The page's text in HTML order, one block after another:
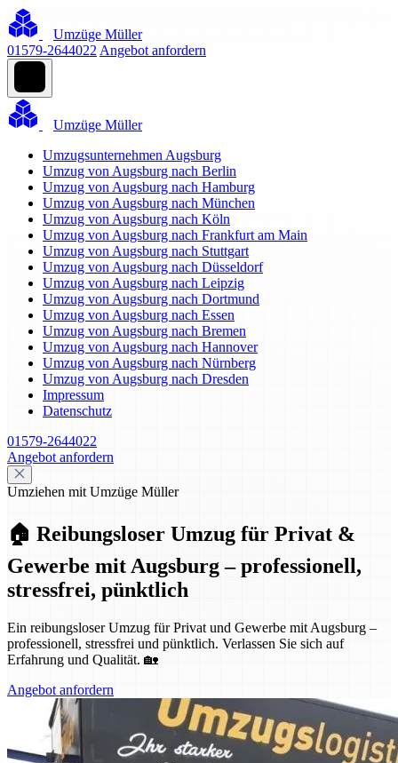
Umzüge Müller
01579-2644022 Angebot anfordern
Umzüge Müller
Umzugsunternehmen Augsburg
Umzug von Augsburg nach Berlin
Umzug von Augsburg nach Hamburg
Umzug von Augsburg nach München
Umzug von Augsburg nach Köln
Umzug von Augsburg nach Frankfurt am Main
Umzug von Augsburg nach Stuttgart
Umzug von Augsburg nach Düsseldorf
Umzug von Augsburg nach Leipzig
Umzug von Augsburg nach Dortmund
Umzug von Augsburg nach Essen
Umzug von Augsburg nach Bremen
Umzug von Augsburg nach Hannover
Umzug von Augsburg nach Nürnberg
Umzug von Augsburg nach Dresden
Impressum
Datenschutz
01579-2644022
Angebot anfordern
Umziehen mit Umzüge Müller
🏠 Reibungsloser Umzug für Privat &
Gewerbe mit Augsburg – professionell,
stressfrei, pünktlich
Ein reibungsloser Umzug für Privat und Gewerbe mit Augsburg –
professionell, stressfrei und pünktlich. Verlassen Sie sich auf
Erfahrung und Qualität. 🏡
Angebot anfordern